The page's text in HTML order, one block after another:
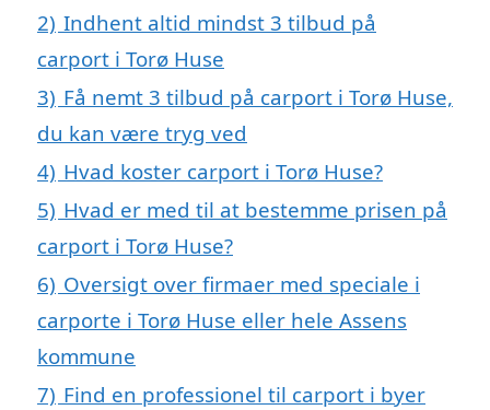
2) Indhent altid mindst 3 tilbud på
carport i Torø Huse
3) Få nemt 3 tilbud på carport i Torø Huse,
du kan være tryg ved
4) Hvad koster carport i Torø Huse?
5) Hvad er med til at bestemme prisen på
carport i Torø Huse?
6) Oversigt over firmaer med speciale i
carporte i Torø Huse eller hele Assens
kommune
7) Find en professionel til carport i byer